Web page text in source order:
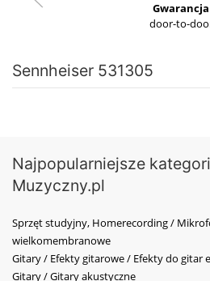
Gwarancja
door-to-
Sennheiser 531305
Najpopularniejsze
Muzyczny.pl
Sprzęt studyjny, Homerecording /
wielkomembranowe
Gitary / Efekty gitarowe / Efekty do gitar
Gitary / Gitary akustyczne